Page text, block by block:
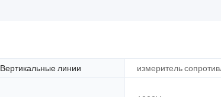
Вертикальные линии измеритель